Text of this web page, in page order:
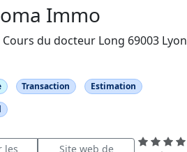
Immo
Cours du docteur Long 69003 Lyon
Transaction
Estimation
les
Site web de